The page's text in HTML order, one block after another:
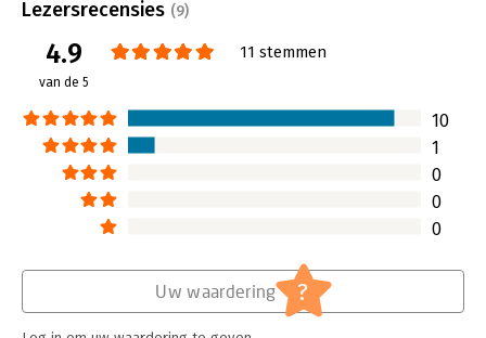
Uitgever:
Expertboek (Route5)
Verschijningsdatum:
10-10-2020
Hoofdrubriek:
Lezersrecensies (9)
4.9
van de 5
11 stemmen
10
1
0
0
0
Uw waardering ?